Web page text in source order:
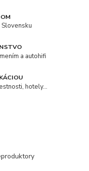
Slovensku
a autohifi
hotely...